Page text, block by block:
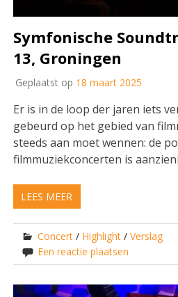
Symfonische
13, Groningen
Geplaatst op 18 maart 2025
Er is in de loop der jaren iets
gebeurd op het gebied van
steeds aan moet wennen: de
filmmuziekconcerten is
LEES MEER
Concert / Highlight /Verslag
Een reactie plaatsen